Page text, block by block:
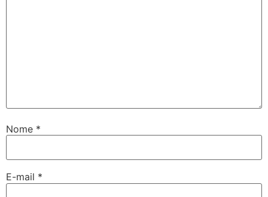
Nome *
E-mail *